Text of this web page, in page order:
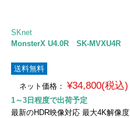
SKnet
MonsterX U4.0R SK-MVXU4R
送料無料
ネット価格： ¥34,800(税込)
1～3日程度で出荷予定
最新のHDR映像対応 最大4K解像度